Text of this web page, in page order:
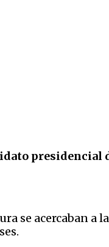
presidencial
se acercaban a